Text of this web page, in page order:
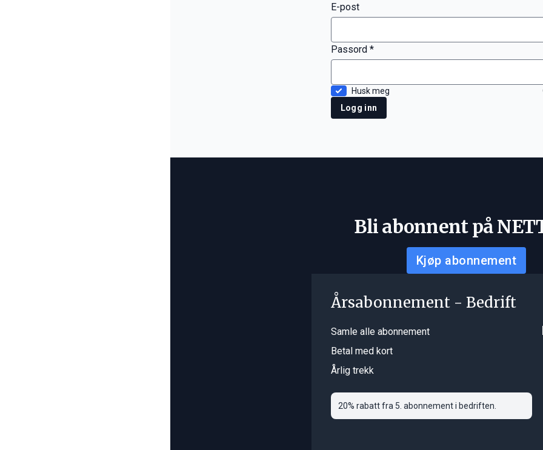
E-post
Passord *
Husk meg
Logg inn
Bli abonnent på
Kjøp abonnement
Årsabonnement - Bedrift
Samle alle abonnement
Betal med kort
Årlig trekk
20% rabatt fra 5. abonnement i bedriften.